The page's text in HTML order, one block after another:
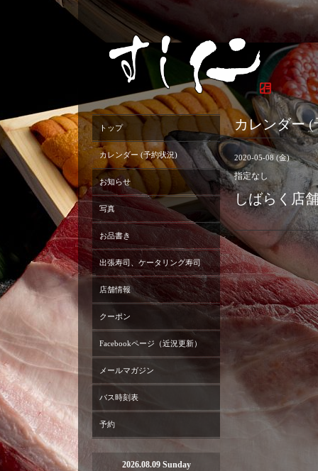
カレンダー
2020-05-08 (金)
指定なし
しばらく店
トップ
カレンダー (予約状況)
お知らせ
写真
お品書き
出張寿司、ケータリング寿司
店舗情報
クーポン
Facebookページ（近況更新）
メールマガジン
バス時刻表
予約
2026.08.09 Sunday